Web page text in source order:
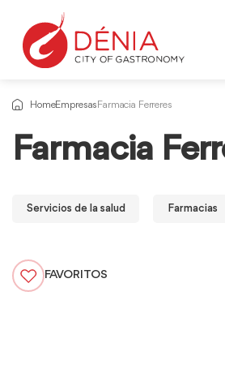
HomeEmpresas Farmacia Ferreres
Farmacia
Servicios de la salud Farmacias
FAVORITOS